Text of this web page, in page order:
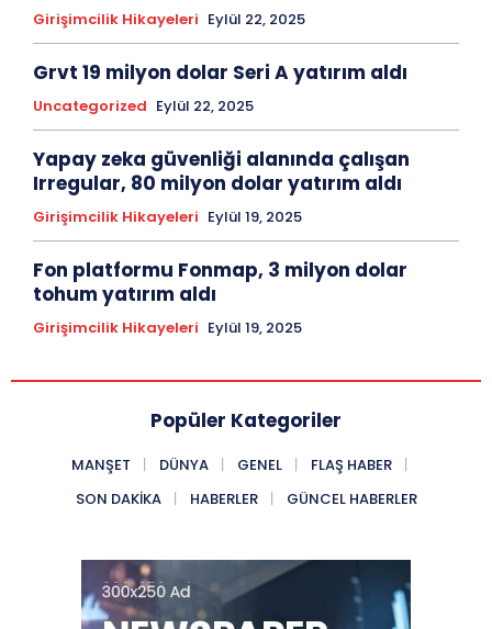
Girişimcilik Hikayeleri Eylül 22, 2025
Grvt 19 milyon dolar Seri A yatırım aldı
Uncategorized Eylül 22, 2025
Yapay zeka güvenliği alanında çalışan
Irregular, 80 milyon dolar yatırım aldı
Girişimcilik Hikayeleri Eylül 19, 2025
Fon platformu Fonmap, 3 milyon dolar
tohum yatırım aldı
Girişimcilik Hikayeleri Eylül 19, 2025
Popüler Kategoriler
MANŞET DÜNYA GENEL
FLAŞ HABER
SON DAKIKA
HABERLER GÜNCEL HABERLER